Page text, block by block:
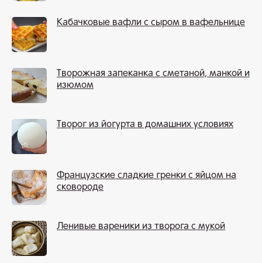
Кабачковые вафли с сыром в вафельнице
Творожная запеканка с сметаной, манкой и
изюмом
Творог из йогурта в домашних условиях
Французские сладкие гренки с яйцом на
сковороде
Ленивые вареники из творога с мукой